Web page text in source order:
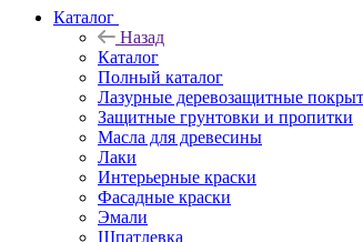
Каталог
Назад
Каталог
Полный каталог
Лазурные деревозащитные
Защитные грунтовки и пропитки
Масла для древесины
Лаки
Интерьерные краски
Фасадные краски
Эмали
Шпатлевка